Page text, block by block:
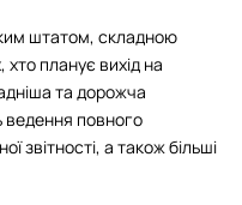
штатом, складною
планує вихід на
та дорожча
ведення повного
звітності, а також більші